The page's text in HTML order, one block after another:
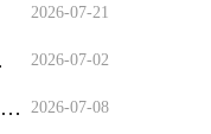
2026-07-21
活动 2026-07-02
中国人民健康保险股份有限公司沈阳中心支公司7.8“保险公众宣传日”专题活动 2026-07-08